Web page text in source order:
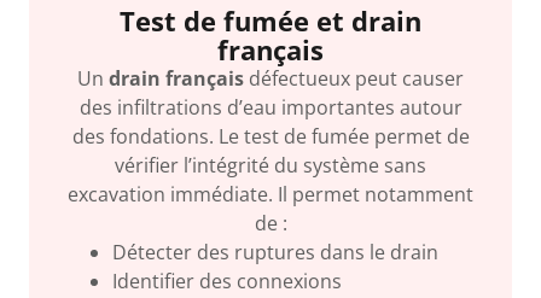
Test de fumée et drain
français
Un drain français défectueux peut causer
des infiltrations d’eau importantes autour
des fondations. Le test de fumée permet de
vérifier l’intégrité du système sans
excavation immédiate. Il permet notamment
de :
Détecter des ruptures dans le drain
Identifier des connexions